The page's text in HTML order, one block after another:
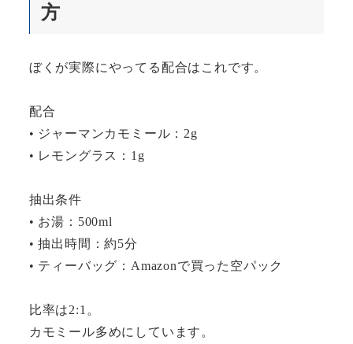
方
ぼくが実際にやってる配合はこれです。
配合
• ジャーマンカモミール：2g
• レモングラス：1g
抽出条件
• お湯：500ml
• 抽出時間：約5分
• ティーバッグ：Amazonで買った空パック
比率は2:1。
カモミール多めにしています。